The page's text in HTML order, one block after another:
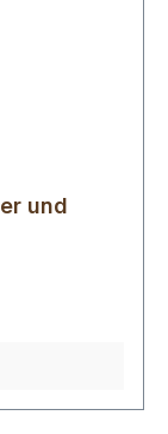
und